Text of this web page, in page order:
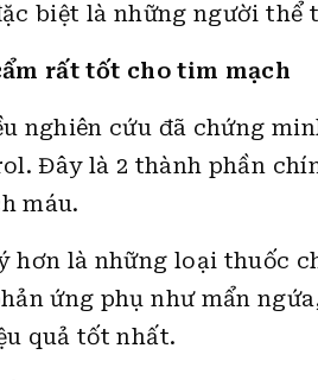
biệt là những người thể
rất tốt cho tim mạch
nghiên cứu đã chứng
Đây là 2 thành phần
máu.
hơn là những loại thuốc
ứng phụ như mẩn
quả tốt nhất.